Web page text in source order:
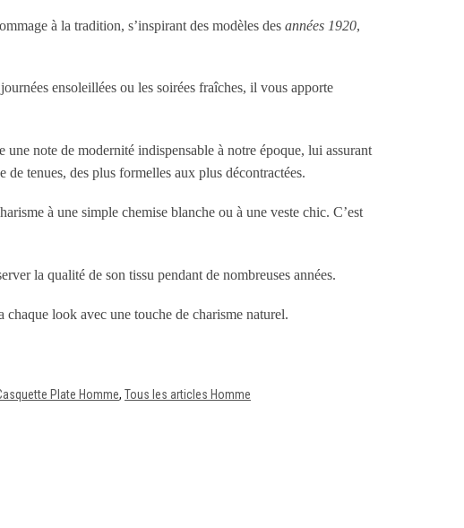
à la tradition, s’inspirant des modèles desannées 1920,
ensoleillées ou les soirées fraîches, il vous apporte
note de modernité indispensable à notre époque, lui assurant
tenues, des plus formelles aux plus décontractées.
à une simple chemise blanche ou à une veste chic. C’est
la qualité de son tissu pendant de nombreuses années.
look avec une touche de charisme naturel.
Plate Homme, Tous les articles Homme